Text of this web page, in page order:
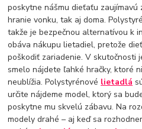
poskytne nášmu dieťaťu zaujímavú
hranie vonku, tak aj doma.
takže je bezpečnou alternatívou k
obáva nákupu lietadiel, pretože
poškodiť zariadenie. V skutočnosti
smelo nájdete ľahké hračky, ktoré
neublížia. Polystyrénové lietadlá
určite nájdeme model, ktorý sa
poskytne mu skvelú zábavu. Na
modely drahé – aj keď sa